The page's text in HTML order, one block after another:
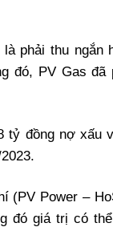
phải thu ngắn
đó, PV Gas
tỷ đồng nợ xấu
(PV Power –
đó giá trị có